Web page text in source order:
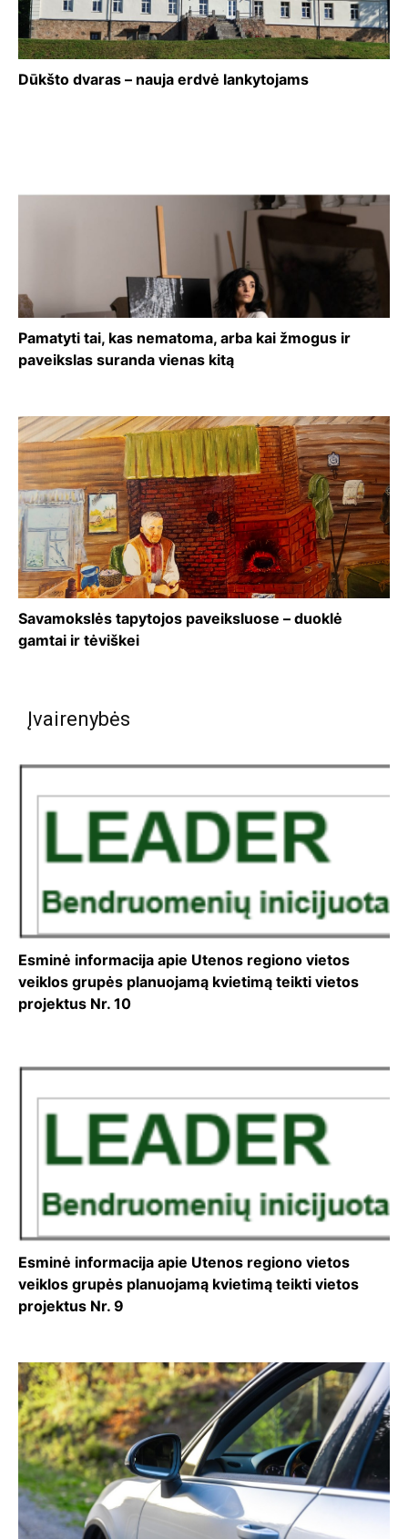
Dūkšto dvaras – nauja erdvė lankytojams
Pamatyti tai, kas nematoma, arba kai žmogus ir
paveikslas suranda vienas kitą
Savamokslės tapytojos paveiksluose – duoklė
gamtai ir tėviškei
Įvairenybės
Esminė informacija apie Utenos regiono vietos
veiklos grupės planuojamą kvietimą teikti vietos
projektus Nr. 10
Esminė informacija apie Utenos regiono vietos
veiklos grupės planuojamą kvietimą teikti vietos
projektus Nr. 9